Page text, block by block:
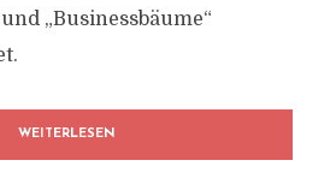
„Businessbäume“
WEITERLESEN